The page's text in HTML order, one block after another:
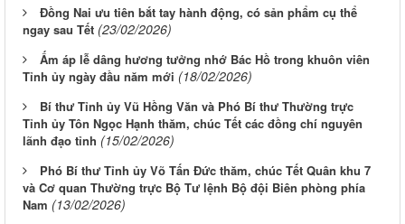
Đồng Nai ưu tiên bắt tay hành động, có sản phẩm cụ thể
ngay sau Tết (23/02/2026)
Ấm áp lễ dâng hương tưởng nhớ Bác Hồ trong khuôn viên
Tỉnh ủy ngày đầu năm mới (18/02/2026)
Bí thư Tỉnh ủy Vũ Hồng Văn và Phó Bí thư Thường trực
Tỉnh ủy Tôn Ngọc Hạnh thăm, chúc Tết các đồng chí nguyên
lãnh đạo tỉnh (15/02/2026)
Phó Bí thư Tỉnh ủy Võ Tấn Đức thăm, chúc Tết Quân khu 7
và Cơ quan Thường trực Bộ Tư lệnh Bộ đội Biên phòng phía
Nam (13/02/2026)